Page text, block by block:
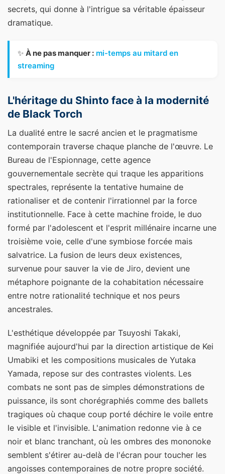
secrets, qui donne à l'intrigue sa véritable épaisseur
dramatique.
✨ À ne pas manquer : mi-temps au mitard en
streaming
L'héritage du Shinto face à la modernité
de Black Torch
La dualité entre le sacré ancien et le pragmatisme
contemporain traverse chaque planche de l'œuvre. Le
Bureau de l'Espionnage, cette agence
gouvernementale secrète qui traque les apparitions
spectrales, représente la tentative humaine de
rationaliser et de contenir l'irrationnel par la force
institutionnelle. Face à cette machine froide, le duo
formé par l'adolescent et l'esprit millénaire incarne une
troisième voie, celle d'une symbiose forcée mais
salvatrice. La fusion de leurs deux existences,
survenue pour sauver la vie de Jiro, devient une
métaphore poignante de la cohabitation nécessaire
entre notre rationalité technique et nos peurs
ancestrales.
L'esthétique développée par Tsuyoshi Takaki,
magnifiée aujourd'hui par la direction artistique de Kei
Umabiki et les compositions musicales de Yutaka
Yamada, repose sur des contrastes violents. Les
combats ne sont pas de simples démonstrations de
puissance, ils sont chorégraphiés comme des ballets
tragiques où chaque coup porté déchire le voile entre
le visible et l'invisible. L'animation redonne vie à ce
noir et blanc tranchant, où les ombres des mononoke
semblent s'étirer au-delà de l'écran pour toucher les
angoisses contemporaines de notre propre société.